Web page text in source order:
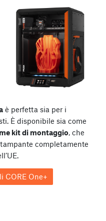
è perfetta sia per i
È disponibile sia come
kit di montaggio, che
completamente
CORE One+